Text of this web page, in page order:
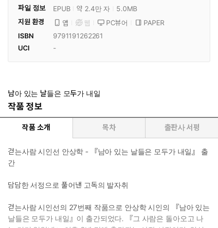
파일 정보
EPUB 약 2.4만 자
5.0MB
지원 환경
앱 웹 PC뷰어
PAPER
ISBN
9791191262261
UCI
-
남아 있는 날들은 모두가 내일
작품 정보
작품 소개 목차 출판사 서평
걷는사람 시인선 안상학 - 『남아 있는 날들은 모두가 내일』 출
간
담담한 서정으로 풀어낸 고독의 발자취
걷는사람 시인선의 27번째 작품으로 안상학 시인의 『남아 있는
날들은 모두가 내일』이 출간되었다. 『그 사람은 돌아오고 나